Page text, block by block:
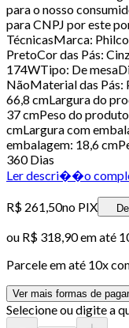
para o nosso
para CNPJ por este
TécnicasMarca:
PretoCor das Pás:
174WTipo: De
NãoMaterial das
66,8 cmLargura do
37 cmPeso do
cmLargura com
embalagem: 18,6
360 Dias
Ler descri��o
R$ 261,50no PIX
ou R$ 318,90em até
Parcele em até 10x
Ver mais formas de
Selecione ou digite a